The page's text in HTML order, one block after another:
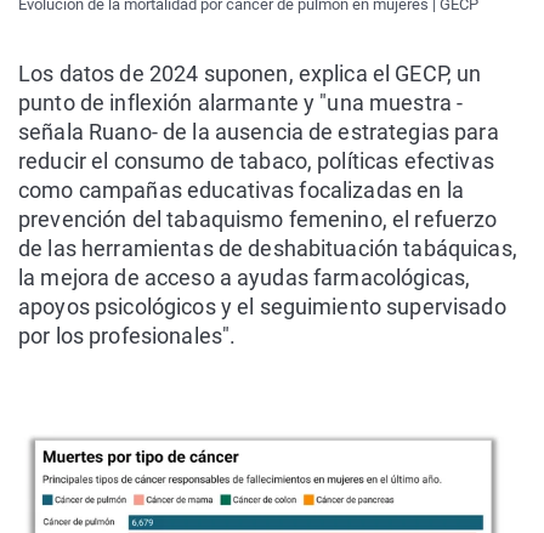
Evolución de la mortalidad por cáncer de pulmón en mujeres | GECP
Los datos de 2024 suponen, explica el GECP, un
punto de inflexión alarmante y "una muestra -
señala Ruano- de la ausencia de estrategias para
reducir el consumo de tabaco, políticas efectivas
como campañas educativas focalizadas en la
prevención del tabaquismo femenino, el refuerzo
de las herramientas de deshabituación tabáquicas,
la mejora de acceso a ayudas farmacológicas,
apoyos psicológicos y el seguimiento supervisado
por los profesionales".